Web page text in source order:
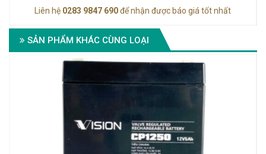
Liên hệ 0283 9847 690để nhận được báo giá tốt nhất
SẢN PHẨM KHÁC CÙNG LOẠI